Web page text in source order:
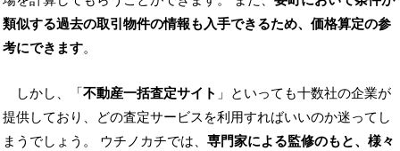
類似する過去の取引物件の情報も入手できるため、価格算定の参
考にできます。
しかし、「不動産一括査定サイト 」といっても十数社の企業が
提供しており、どの査定サービスを利用すればいいのか迷ってし
まうでしょう。 ウチノカチでは、 専門家による監修のもと、様々